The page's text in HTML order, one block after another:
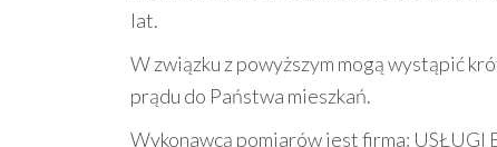
lat.
W związku z powyższym mogą wystąpić
prądu do Państwa mieszkań.
Wykonawcą pomiarów jest firma: USŁUGI